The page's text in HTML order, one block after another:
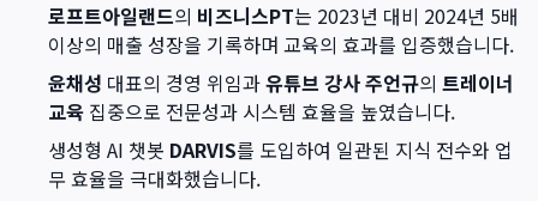
로프트아일랜드의 비즈니스PT는 2023년 대비 2024년 5배
이상의 매출 성장을 기록하며 교육의 효과를 입증했습니다.
윤채성 대표의 경영 위임과유튜브 강사 주언규의 트레이너
교육 집중으로 전문성과 시스템 효율을 높였습니다.
생성형 AI 챗봇 DARVIS를 도입하여 일관된 지식 전수와 업
무 효율을 극대화했습니다.